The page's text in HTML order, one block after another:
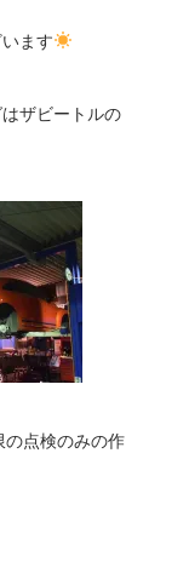
ます
ザビートルの
点検のみの作